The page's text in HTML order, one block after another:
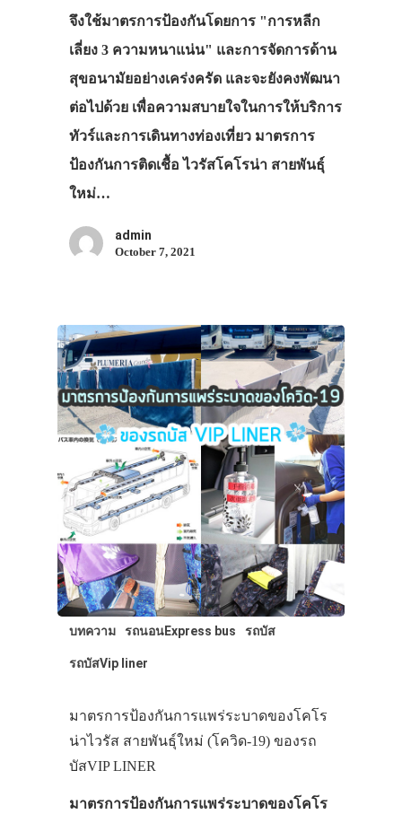
จึงใช้มาตรการป้องกันโดยการ "การหลีก
เลี่ยง 3 ความหนาแน่น" และการจัดการด้าน
สุขอนามัยอย่างเคร่งครัด และจะยังคงพัฒนา
ต่อไปด้วย เพื่อความสบายใจในการให้บริการ
ทัวร์และการเดินทางท่องเที่ยว มาตรการ
ป้องกันการติดเชื้อ ไวรัสโคโรน่า สายพันธุ์
ใหม่…
admin
October 7, 2021
บทความ รถนอนExpress bus รถบัส
รถบัสVip liner
มาตรการป้องกันการแพร่ระบาดของโคโร
น่าไวรัส สายพันธุ์ใหม่ (โควิด-19) ของรถ
บัสVIP LINER
มาตรการป้องกันการแพร่ระบาดของโคโร